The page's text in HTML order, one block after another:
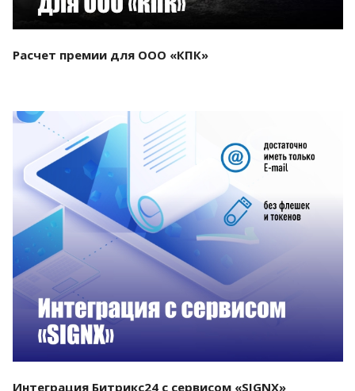
Расчет премии для ООО «КПК»
Смотреть проект
Интеграция Битрикс24 с сервисом «SIGNX»